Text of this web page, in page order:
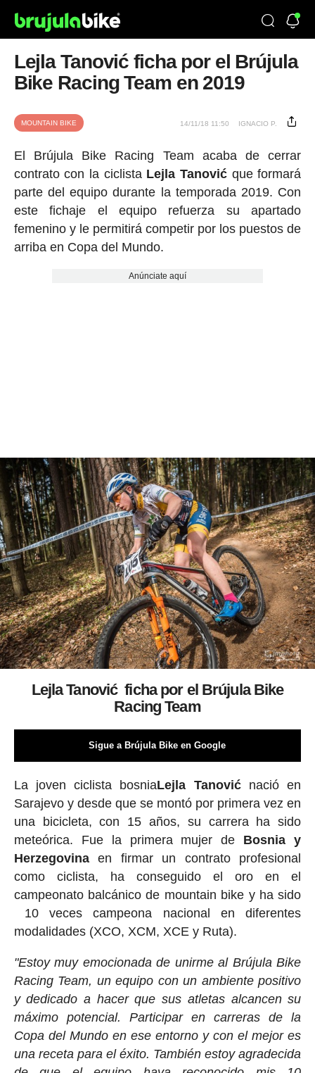
Lejla Tanović ficha por el Brújula
Bike Racing Team en 2019
MOUNTAIN BIKE 14/11/18 11:50 IGNACIO P.
El Brújula Bike Racing Team acaba de cerrar
contrato con la ciclista Lejla Tanović que formará
parte del equipo durante la temporada 2019. Con
este fichaje el equipo refuerza su apartado
femenino y le permitirá competir por los puestos de
arriba en Copa del Mundo.
Anúnciate aquí
Lejla Tanović ficha por el Brújula Bike
Racing Team
Sigue a Brújula Bike en Google
La joven ciclista bosniaLejla Tanović nació en
Sarajevo y desde que se montó por primera vez en
una bicicleta, con 15 años, su carrera ha sido
meteórica. Fue la primera mujer de Bosnia y
Herzegovinaen firmar un contrato profesional
como ciclista, ha conseguido el oro en el
campeonato balcánico de mountain bike y ha sido
10 veces campeona nacional en diferentes
modalidades (XCO, XCM, XCE y Ruta).
"Estoy muy emocionada de unirme al Brújula Bike
Racing Team, un equipo con un ambiente positivo
y dedicado a hacer que sus atletas alcancen su
máximo potencial. Participar en carreras de la
Copa del Mundo en ese entorno y con el mejor es
una receta para el éxito. También estoy agradecida